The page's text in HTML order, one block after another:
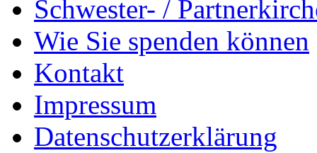
Schwester- /
Wie Sie spenden können
Kontakt
Impressum
Datenschutzerklärung